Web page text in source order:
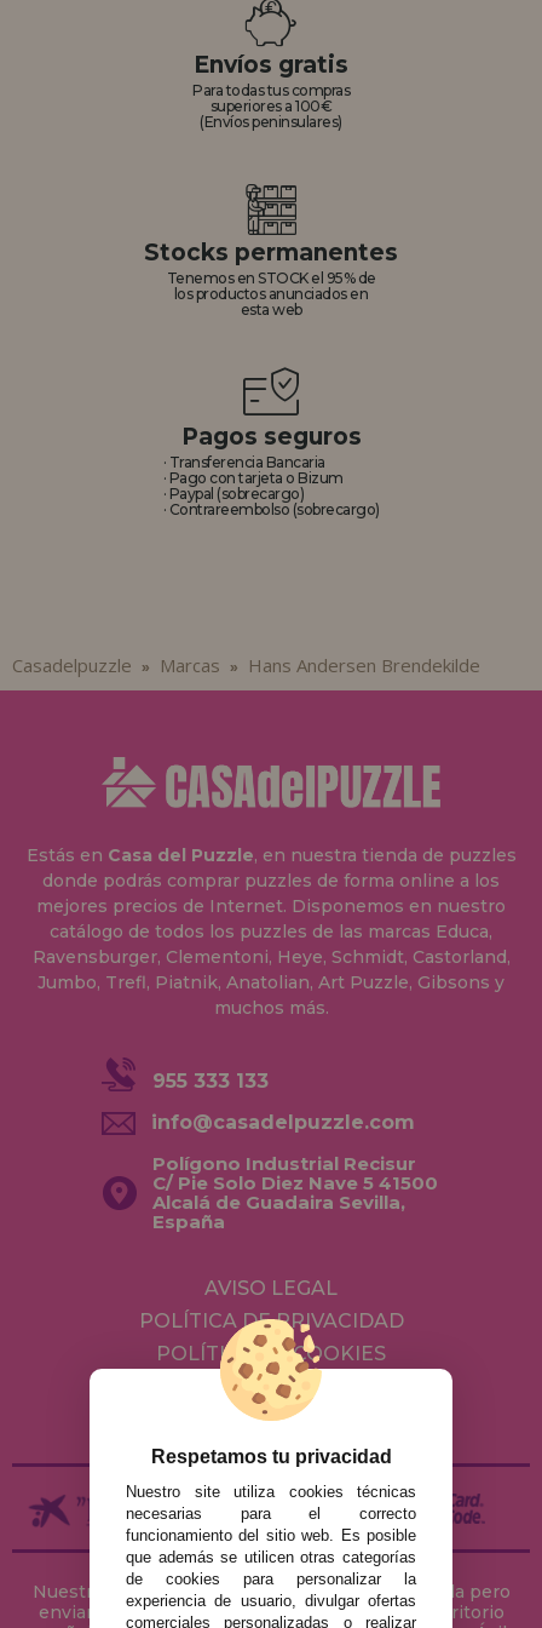
REGISTRO DISTRIBUIDOR
Envíos gratis
Para todas tus compras
superiores a 100€
(Envíos peninsulares)
Stocks permanentes
Tenemos en STOCK el 95% de
los productos anunciados en
esta web
Pagos seguros
· Transferencia Bancaria
· Pago con tarjeta o Bizum
· Paypal (sobrecargo)
· Contrareembolso (sobrecargo)
Casadelpuzzle » Marcas » Hans Andersen Brendekilde
Estás en Casa del Puzzle, en nuestra tienda de puzzles
donde podrás comprar puzzles de forma online a los
mejores precios de Internet. Disponemos en nuestro
catálogo de todos los puzzles de las marcas Educa,
Ravensburger, Clementoni, Heye, Schmidt, Castorland,
Jumbo, Trefl, Piatnik, Anatolian, Art Puzzle, Gibsons y
muchos más.
955 333 133
info@casadelpuzzle.com
Polígono Industrial Recisur
C/ Pie Solo Diez Nave 5 41500
Alcalá de Guadaira Sevilla,
España
AVISO LEGAL
POLÍTICA DE PRIVACIDAD
POLÍTICA DE COOKIES
ENVÍOS Y DEVOLUCIONES
DEVOLUCIONES / DESISTIMIENTO
Nuestra tienda de puzzles está ubicada en Sevilla pero
enviamos tus puzzles a cualquier ciudad del territorio
Respetamos tu privacidad
Nuestro site utiliza cookies técnicas
necesarias para el correcto
funcionamiento del sitio web. Es posible
que además se utilicen otras categorías
de cookies para personalizar la
experiencia de usuario, divulgar ofertas
comerciales personalizadas o realizar